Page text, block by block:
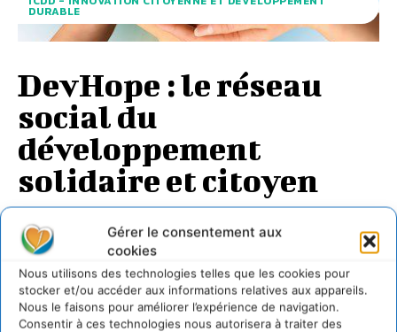
Gérer le consentement aux
cookies
Nous utilisons des technologies telles que les cookies pour
stocker et/ou accéder aux informations relatives aux appareils.
Nous le faisons pour améliorer l’expérience de navigation.
Consentir à ces technologies nous autorisera à traiter des
DURABLE
DevHope : le réseau
social du
développement
solidaire et citoyen
DEVHOPE
La plateforme solidaire "DevHope" consiste
essentiellement à faire financer les projets d'intérêt
général via le crowdfunding. Elle est un outil qui donne de
la...